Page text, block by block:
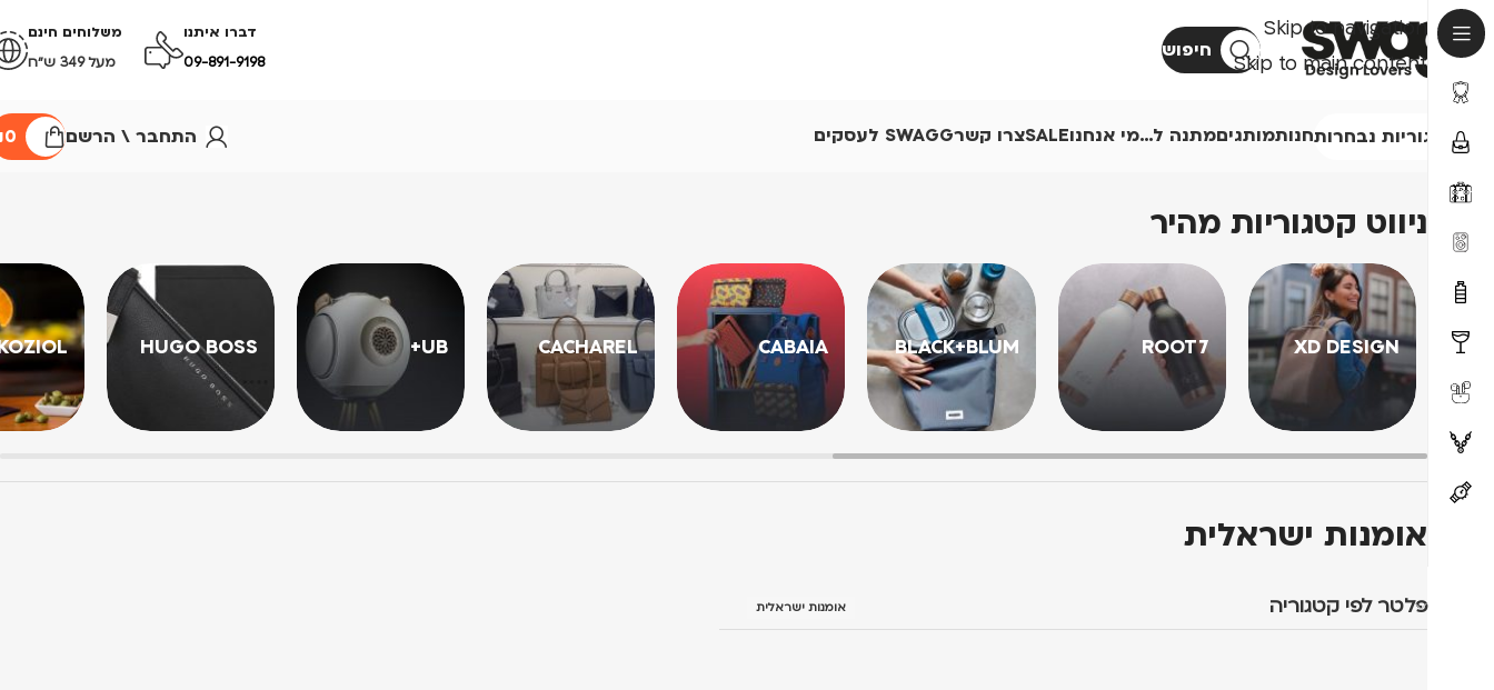
Skip to navigation
Skip to main content
חיפוש
דברו איתנו
09-891-9198
משלוחים חינם
מעל 349 ש״ח
קטגוריות נבחרותחנותמותגיםמתנה ל…מי אנחנוSALEצרו קשרSWAGG לעסקים התחבר \ הרשם 0
ניווט קטגוריות מהיר
XD DESIGN
ROOT7
BLACK+BLUM
CABAIA
CACHAREL
UB+
HUGO BOSS
אומנות ישראלית
פלטר לפי קטגוריה אומנות ישראלית